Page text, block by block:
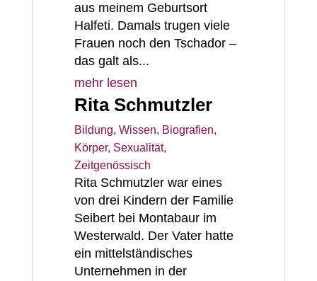
aus meinem Geburtsort
Halfeti. Damals trugen viele
Frauen noch den Tschador –
das galt als...
mehr lesen
Rita Schmutzler
Bildung, Wissen, Biografien,
Körper, Sexualität,
Zeitgenössisch
Rita Schmutzler war eines
von drei Kindern der Familie
Seibert bei Montabaur im
Westerwald. Der Vater hatte
ein mittelständisches
Unternehmen in der